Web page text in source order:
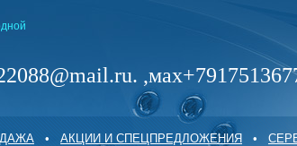
• АКЦИИ И СПЕЦПРЕДЛОЖЕНИЯ •